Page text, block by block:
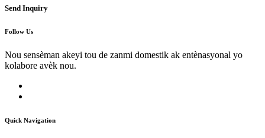
Send Inquiry
Follow Us
Nou sensèman akeyi tou de zanmi domestik ak entènasyonal yo
kolabore avèk nou.
Quick Navigation